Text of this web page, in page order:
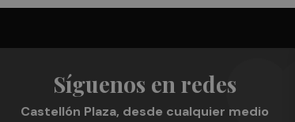
Síguenos en redes
Castellón Plaza, desde cualquier medio